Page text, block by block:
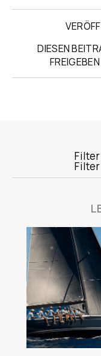
DIESEN
FREIGEBEN